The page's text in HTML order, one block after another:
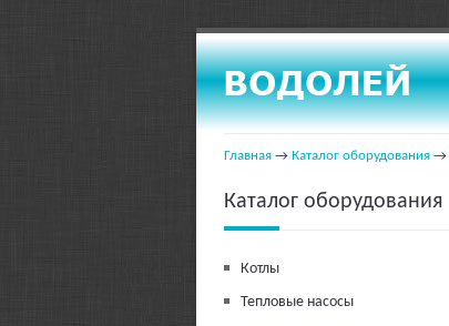
Главная → Каталог оборудования →
Каталог оборудования
Котлы
Тепловые насосы